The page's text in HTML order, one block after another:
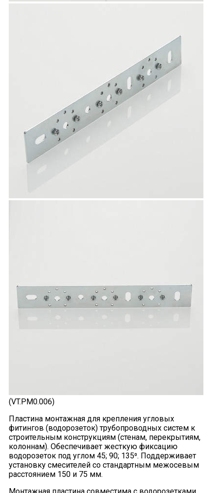
(VT.PM0.006)
Пластина монтажная для крепления угловых
фитингов (водорозеток) трубопроводных систем к
строительным конструкциям (стенам, перекрытиям,
колоннам). Обеспечивает жесткую фиксацию
водорозеток под углом 45; 90; 135⁰. Поддерживает
установку смесителей со стандартным межосевым
расстоянием 150 и 75 мм.